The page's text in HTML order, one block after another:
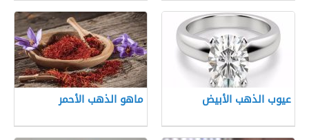
عيوب الذهب الأبيض ماهو الذهب الأحمر